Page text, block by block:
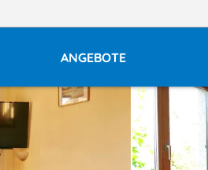
ANGEBOTE